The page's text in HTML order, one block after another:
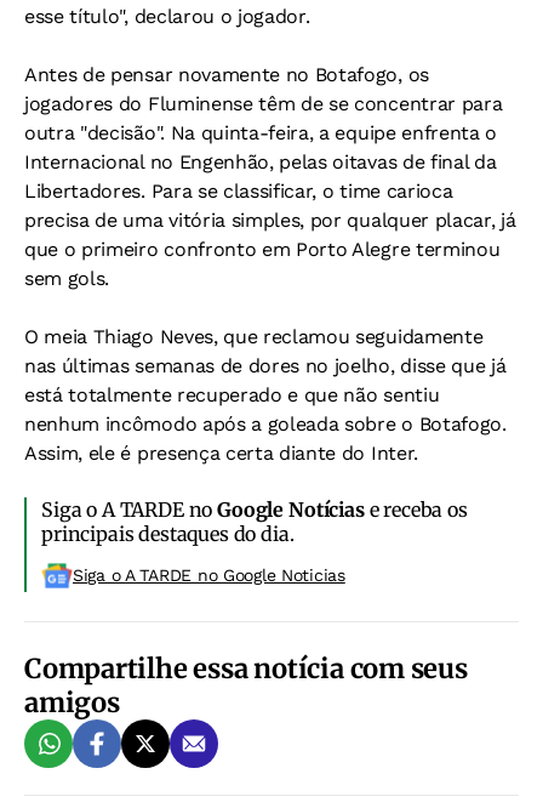
esse título", declarou o jogador.
Antes de pensar novamente no Botafogo, os
jogadores do Fluminense têm de se concentrar para
outra "decisão". Na quinta-feira, a equipe enfrenta o
Internacional no Engenhão, pelas oitavas de final da
Libertadores. Para se classificar, o time carioca
precisa de uma vitória simples, por qualquer placar, já
que o primeiro confronto em Porto Alegre terminou
sem gols.
O meia Thiago Neves, que reclamou seguidamente
nas últimas semanas de dores no joelho, disse que já
está totalmente recuperado e que não sentiu
nenhum incômodo após a goleada sobre o Botafogo.
Assim, ele é presença certa diante do Inter.
Siga o A TARDE noGoogle Notíciase receba os
principais destaques do dia.
Siga o A TARDE no Google Noticias
Compartilhe essa notícia com seus
amigos